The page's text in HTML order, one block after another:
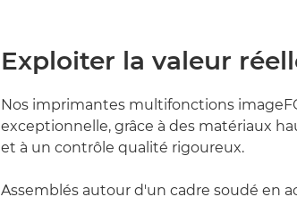
Exploiter la valeur
Nos imprimantes multifonctions
exceptionnelle, grâce à des matériaux
et à un contrôle qualité rigoureux.
Assemblés autour d'un cadre soudé en